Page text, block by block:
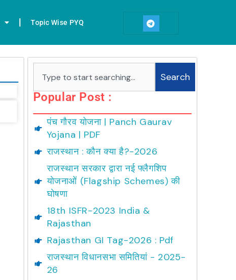
Topic Wise PYQ
T
e
l
g
r
a
Search
Popular Post :
पंच गौरव योजना | Panch Gaurav
Yojana | PDF
राजस्थान : कौन क्या है?-2026
राजस्थान सरकार द्वारा नई फ्लैगशिप
योजनाओं (Flagship Schemes) की
घोषणा
18th ISFR-2023 India &
Rajasthan
Rajasthan GI Tag-2026 : Pdf
राजस्थान विधानसभा समितियां - 2025-
26